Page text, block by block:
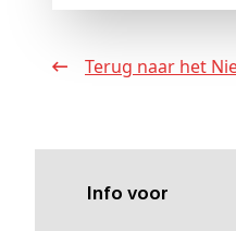
Terug naar het
Info voor